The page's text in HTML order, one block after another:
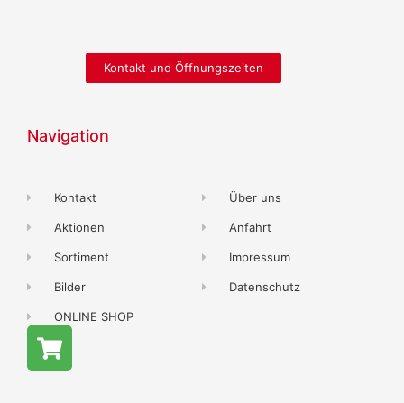
Kontakt und Öffnungszeiten
Navigation
Kontakt
Aktionen
Sortiment
Bilder
ONLINE SHOP
Über uns
Anfahrt
Impressum
Datenschutz